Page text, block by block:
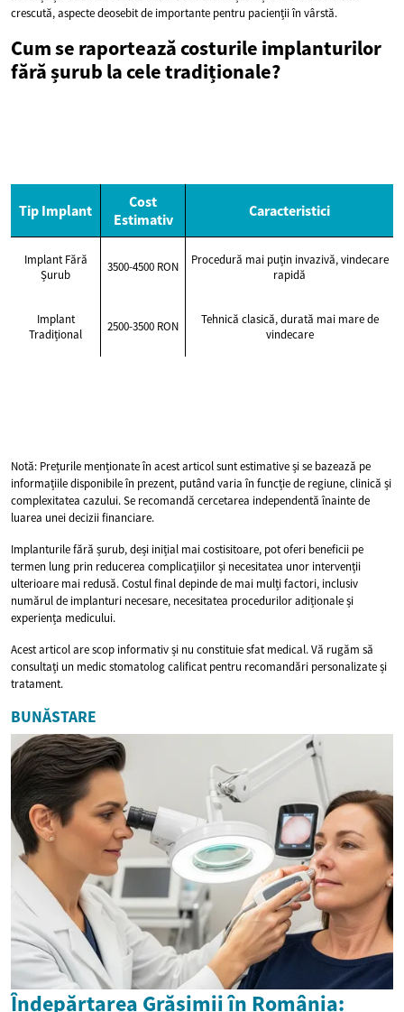
crescută, aspecte deosebit de importante pentru pacienții în vârstă.
Cum se raportează costurile implanturilor
fără șurub la cele tradiționale?
Tip Implant
Cost
Estimativ
Caracteristici
Implant Fără
Șurub
3500-4500 RON
Procedură mai puțin invazivă, vindecare
rapidă
Implant
Tradițional
2500-3500 RON
Tehnică clasică, durată mai mare de
vindecare
Notă: Prețurile menționate în acest articol sunt estimative și se bazează pe
informațiile disponibile în prezent, putând varia în funcție de regiune, clinică și
complexitatea cazului. Se recomandă cercetarea independentă înainte de
luarea unei decizii financiare.
Implanturile fără șurub, deși inițial mai costisitoare, pot oferi beneficii pe
termen lung prin reducerea complicațiilor și necesitatea unor intervenții
ulterioare mai redusă. Costul final depinde de mai mulți factori, inclusiv
numărul de implanturi necesare, necesitatea procedurilor adiționale și
experiența medicului.
Acest articol are scop informativ și nu constituie sfat medical. Vă rugăm să
consultați un medic stomatolog calificat pentru recomandări personalizate și
tratament.
BUNĂSTARE
Îndepărtarea Grăsimii în România: